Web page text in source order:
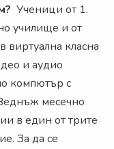
Учeници от 1.
училище и от
виртуална класна
и аудио
компютър с
месечно
в един от трите
За да се